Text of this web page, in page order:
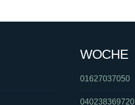
WOCHE
01627037050
040238369720